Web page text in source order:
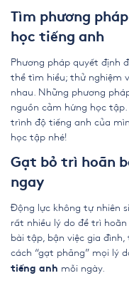
Tìm phương
học tiếng anh
Phương pháp quyết định
thể tìm hiểu; thử nghiệm
nhau. Những phương
nguồn cảm hứng học
trình độ tiếng anh của
học tập nhé!
Gạt bỏ trì hoãn
ngay
Động lực không tự nhiên
rất nhiều lý do để trì
bài tập, bận việc gia
cách “gạt phăng” mọi lý
tiếng anh mỗi ngày.